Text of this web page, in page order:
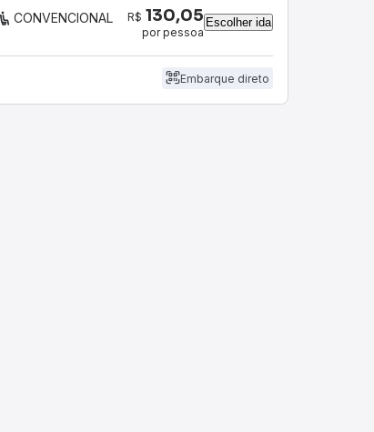
CONVENCIONAL R$ 130,05
por pessoa
Escolher ida
Embarque direto